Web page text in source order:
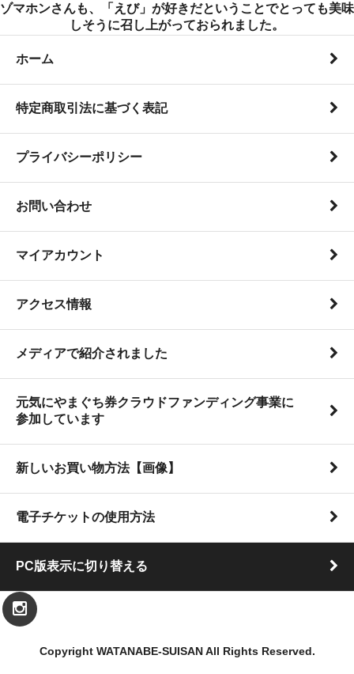
ゾマホンさんも、「えび」が好きだということでとっても美味
しそうに召し上がっておられました。
ホーム
特定商取引法に基づく表記
プライバシーポリシー
お問い合わせ
マイアカウント
アクセス情報
メディアで紹介されました
元気にやまぐち券クラウドファンディング事業に
参加しています
新しいお買い物方法【画像】
電子チケットの使用方法
PC版表示に切り替える
Copyright WATANABE-SUISAN All Rights Reserved.